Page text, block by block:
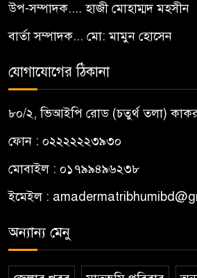
উপ-সম্পাদক.... হাজী মোহাম্মদ মহসীন
বার্তা সম্পাদক... মো: মামুন হোসেন
যোগাযোগের ঠিকানা
৮০/২, ভিআইপি রোড (চতুর্থ তলা)
ফোন : ০২২২২২২৩৯৩০
মোবাইল : ০১৭৯৯৪৯৬২৩৮
ইমেইল :
অন্যান্য মেনু